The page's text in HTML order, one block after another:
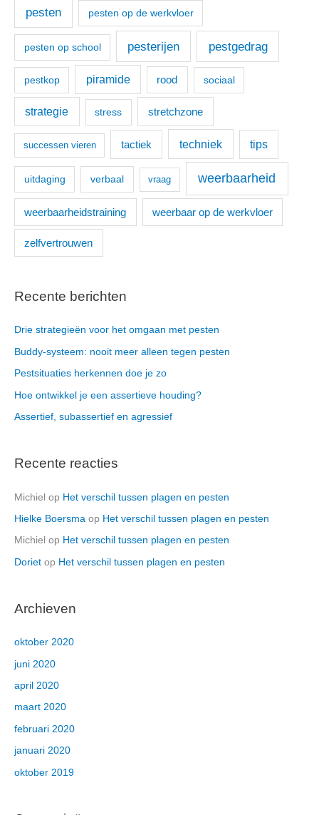
pesten pesten op de werkvloer
pesten op school pesterijen pestgedrag
pestkop piramide rood sociaal
strategie stress stretchzone
successen vieren tactiek techniek tips
uitdaging verbaal vraag weerbaarheid
weerbaarheidstraining weerbaar op de werkvloer
zelfvertrouwen
Recente berichten
Drie strategieën voor het omgaan met pesten
Buddy-systeem: nooit meer alleen tegen pesten
Pestsituaties herkennen doe je zo
Hoe ontwikkel je een assertieve houding?
Assertief, subassertief en agressief
Recente reacties
Michiel op Het verschil tussen plagen en pesten
Hielke Boersma op Het verschil tussen plagen en pesten
Michiel op Het verschil tussen plagen en pesten
Doriet op Het verschil tussen plagen en pesten
Archieven
oktober 2020
juni 2020
april 2020
maart 2020
februari 2020
januari 2020
oktober 2019